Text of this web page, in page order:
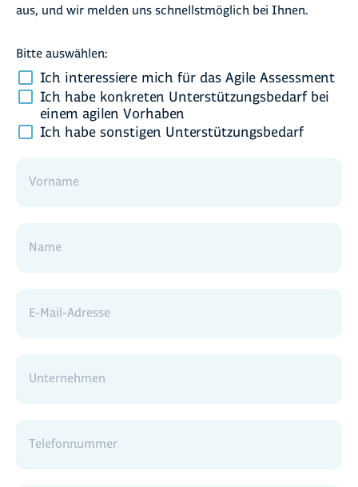
aus, und wir melden uns schnellstmöglich bei Ihnen.
Bitte auswählen:
Ich interessiere mich für das Agile Assessment
Ich habe konkreten Unterstützungsbedarf bei
einem agilen Vorhaben
Ich habe sonstigen Unterstützungsbedarf
Vorname
Name
E-Mail-Adresse
Unternehmen
Telefonnummer